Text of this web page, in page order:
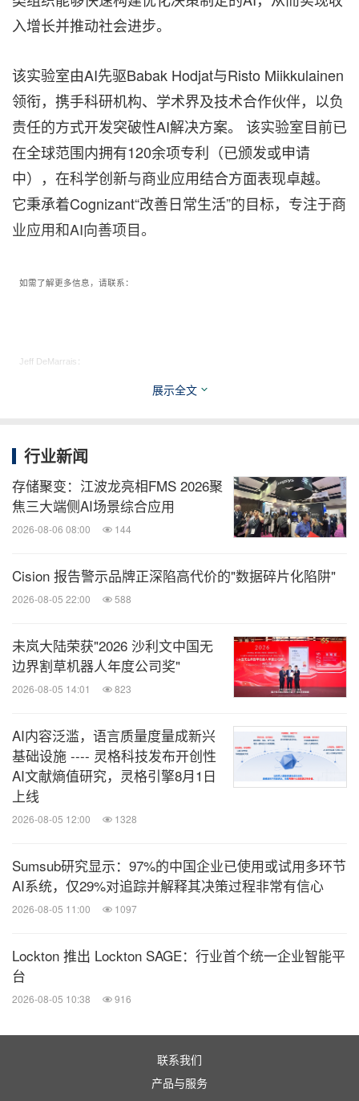
入增长并推动社会进步。
该实验室由AI先驱Babak Hodjat与Risto Miikkulainen
领衔，携手科研机构、学术界及技术合作伙伴，以负
责任的方式开发突破性AI解决方案。 该实验室目前已
在全球范围内拥有120余项专利（已颁发或申请
中），在科学创新与商业应用结合方面表现卓越。
它秉承着Cognizant“改善日常生活”的目标，专注于商
业应用和AI向善项目。
如需了解更多信息，请联系：
Jeff DeMarrais：
Paul Jarratt：
Paul.Jarratt@Cognizant.com
gabrielle.gugliocciello@cognizant.com
1
本文对专利技术的描述已做简化以便于理解。 如需了解完整法律范围，请
参阅上文链接的授权专利文本
展示全文
行业新闻
存储聚变：江波龙亮相FMS 2026聚
焦三大端侧AI场景综合应用
2026-08-06 08:00 144
Cision 报告警示品牌正深陷高代价的"数据碎片化陷阱"
2026-08-05 22:00 588
未岚大陆荣获"2026 沙利文中国无
边界割草机器人年度公司奖"
2026-08-05 14:01 823
AI内容泛滥，语言质量度量成新兴
基础设施 ---- 灵格科技发布开创性
AI文献熵值研究，灵格引擎8月1日
上线
2026-08-05 12:00 1328
Sumsub研究显示：97%的中国企业已使用或试用多环节
AI系统，仅29%对追踪并解释其决策过程非常有信心
2026-08-05 11:00 1097
Lockton 推出 Lockton SAGE：行业首个统一企业智能平
台
2026-08-05 10:38 916
联系我们
产品与服务